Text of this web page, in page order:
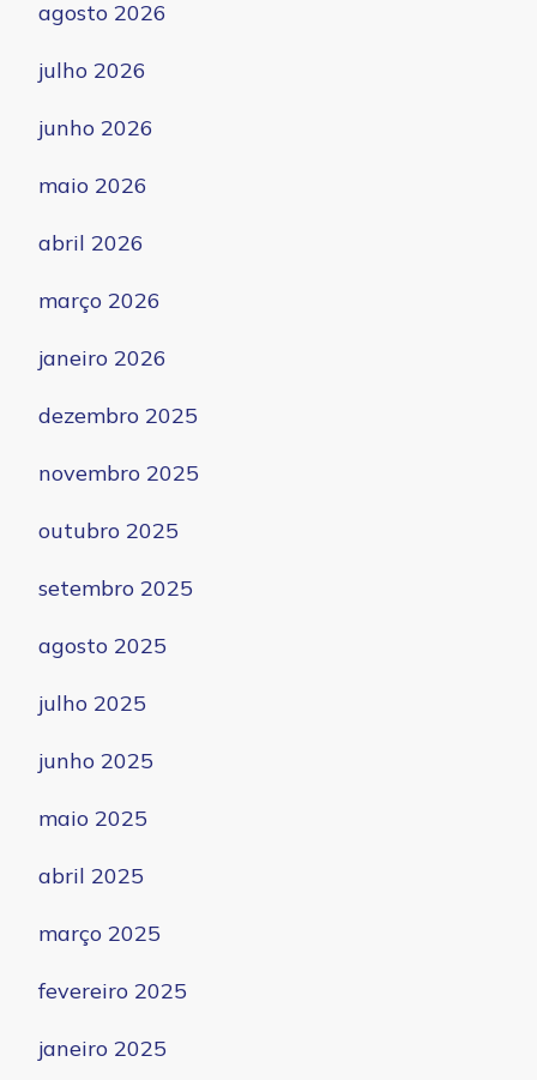
agosto 2026
julho 2026
junho 2026
maio 2026
abril 2026
março 2026
janeiro 2026
dezembro 2025
novembro 2025
outubro 2025
setembro 2025
agosto 2025
julho 2025
junho 2025
maio 2025
abril 2025
março 2025
fevereiro 2025
janeiro 2025